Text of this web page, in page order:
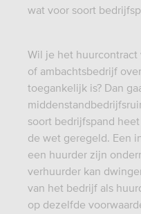
wat voor soort
Wil je het huurcontract
of ambachtsbedrijf
toegankelijk is? Dan
soort bedrijfspand
de wet geregeld. Een
een huurder zijn
verhuurder kan
van het bedrijf als
op dezelfde